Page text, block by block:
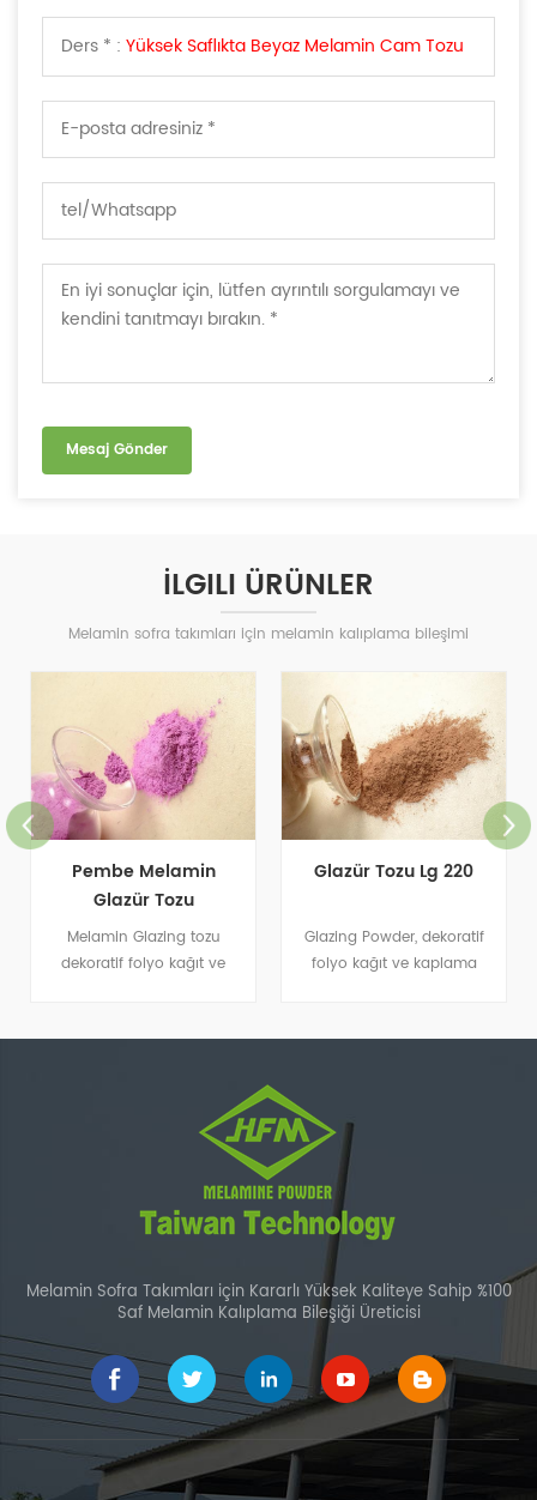
Ders * : Yüksek Saflıkta Beyaz Melamin Cam Tozu
İLGILI ÜRÜNLER
Melamin sofra takımları için melamin kalıplama bileşimi
Pembe Melamin
Glazür Tozu
Melamin Glazing tozu
dekoratif folyo kağıt ve
Glazür Tozu Lg 220
Glazing Powder, dekoratif
folyo kağıt ve kaplama
reçinesidir.
Melamin Sofra Takımları için Kararlı Yüksek Kaliteye Sahip %100
Saf Melamin Kalıplama Bileşiği Üreticisi